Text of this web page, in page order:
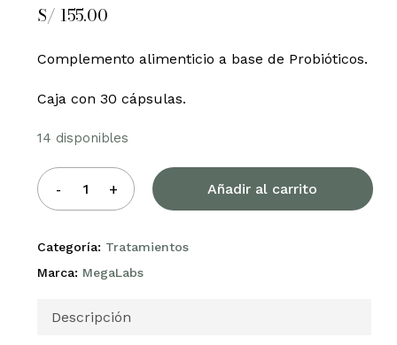
S/ 155.00
Complemento alimenticio a base de Probióticos.
Caja con 30 cápsulas.
14 disponibles
Añadir al carrito
Categoría: Tratamientos
Marca: MegaLabs
Descripción